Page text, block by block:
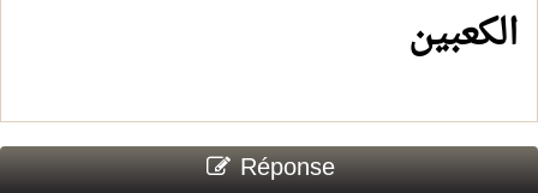
الكعبين
Réponse